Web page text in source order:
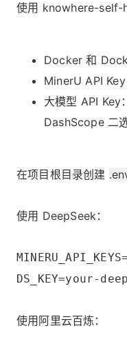
使用 knowhere-self-
Docker 和
MinerU API
大模型 API Key：
DashScope二
在项目根目录创建
使用 DeepSeek：
DS_KEY=your-
使用阿里云百炼：